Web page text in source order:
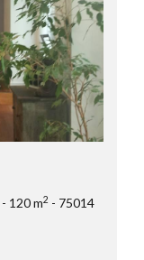
120 m2
75014